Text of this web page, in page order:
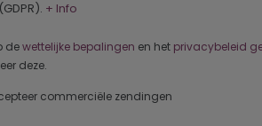
+ Info
dewettelijke bepalingen en het privacybeleid
deze.
commerciële zendingen